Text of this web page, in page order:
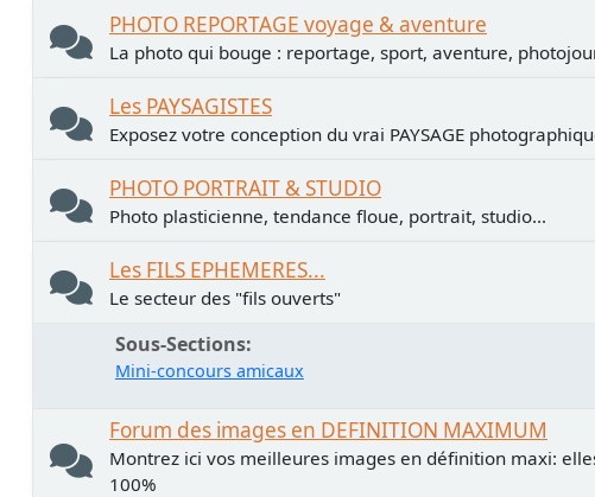
PHOTO REPORTAGE voyage & aventure
La photo qui bouge : reportage, sport, aventure,
Les PAYSAGISTES
Exposez votre conception du vrai PAYSAGE
PHOTO PORTRAIT & STUDIO
Photo plasticienne, tendance floue, portrait, studio...
Les FILS EPHEMERES...
Le secteur des "fils ouverts"
Sous-Sections
Mini-concours amicaux
Forum des images en DEFINITION MAXIMUM
Montrez ici vos meilleures images en définition maxi:
100%